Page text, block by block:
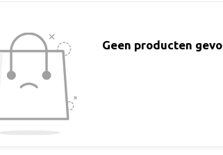
Geen producten